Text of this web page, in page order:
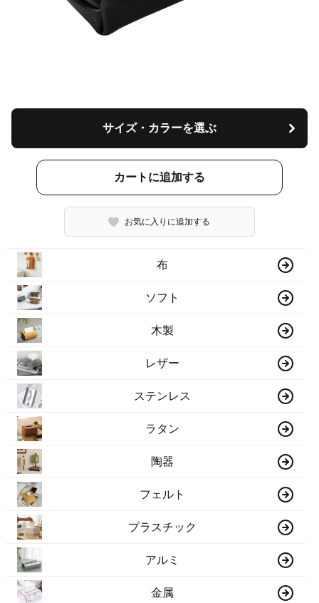
サイズ・カラーを選ぶ
カートに追加する
お気に入りに追加する
布
ソフト
木製
レザー
ステンレス
ラタン
陶器
フェルト
プラスチック
アルミ
金属